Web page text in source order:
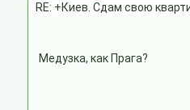
RE: +Киев. Сдам свою
Медузка, как Прага?